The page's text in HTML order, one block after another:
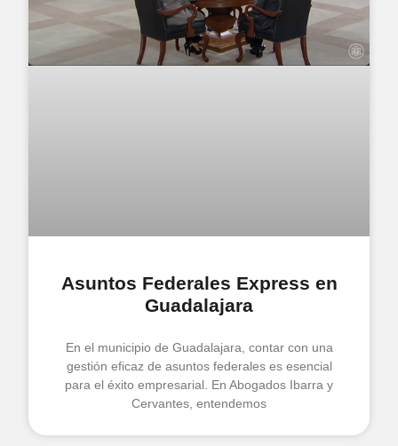
Asuntos Federales Express en
Guadalajara
En el municipio de Guadalajara, contar con una
gestión eficaz de asuntos federales es esencial
para el éxito empresarial. En Abogados Ibarra y
Cervantes, entendemos